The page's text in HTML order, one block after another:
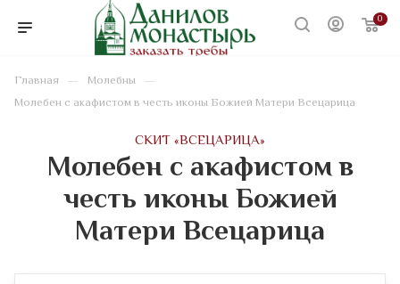
0
Главная — Молебны —
Молебен с акафистом в честь иконы Божией Матери Всецарица
CКИТ «ВСЕЦАРИЦА»
Молебен с акафистом в
честь иконы Божией
Матери Всецарица